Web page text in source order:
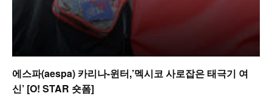
에스파(aespa) 카리나-윈터,’멕시코 사로잡은 태극기 여
신’ [O! STAR 숏폼]